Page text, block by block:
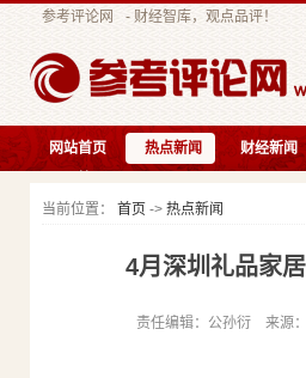
参考评论网 - 财经智库，观点品评！
网站首页 热点新闻 财经新闻
当前位置：
首页 -> 热点新闻
4月深圳礼品家
责任编辑：公孙衍 来源